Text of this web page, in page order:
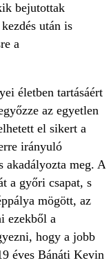
bejutottak
után is
a
életben tartásáért
az egyetlen
el sikert a
irányuló
akadályozta meg. A
a győri csapat, s
mögött, az
ezekből a
hogy a jobb
éves Bánáti Kevin